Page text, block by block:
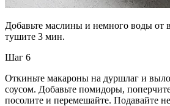
Добавьте маслины и немного воды от
тушите 3 мин.
Шаг 6
Откиньте макароны на дуршлаг и
соусом. Добавьте помидоры,
посолите и перемешайте. Подавайте